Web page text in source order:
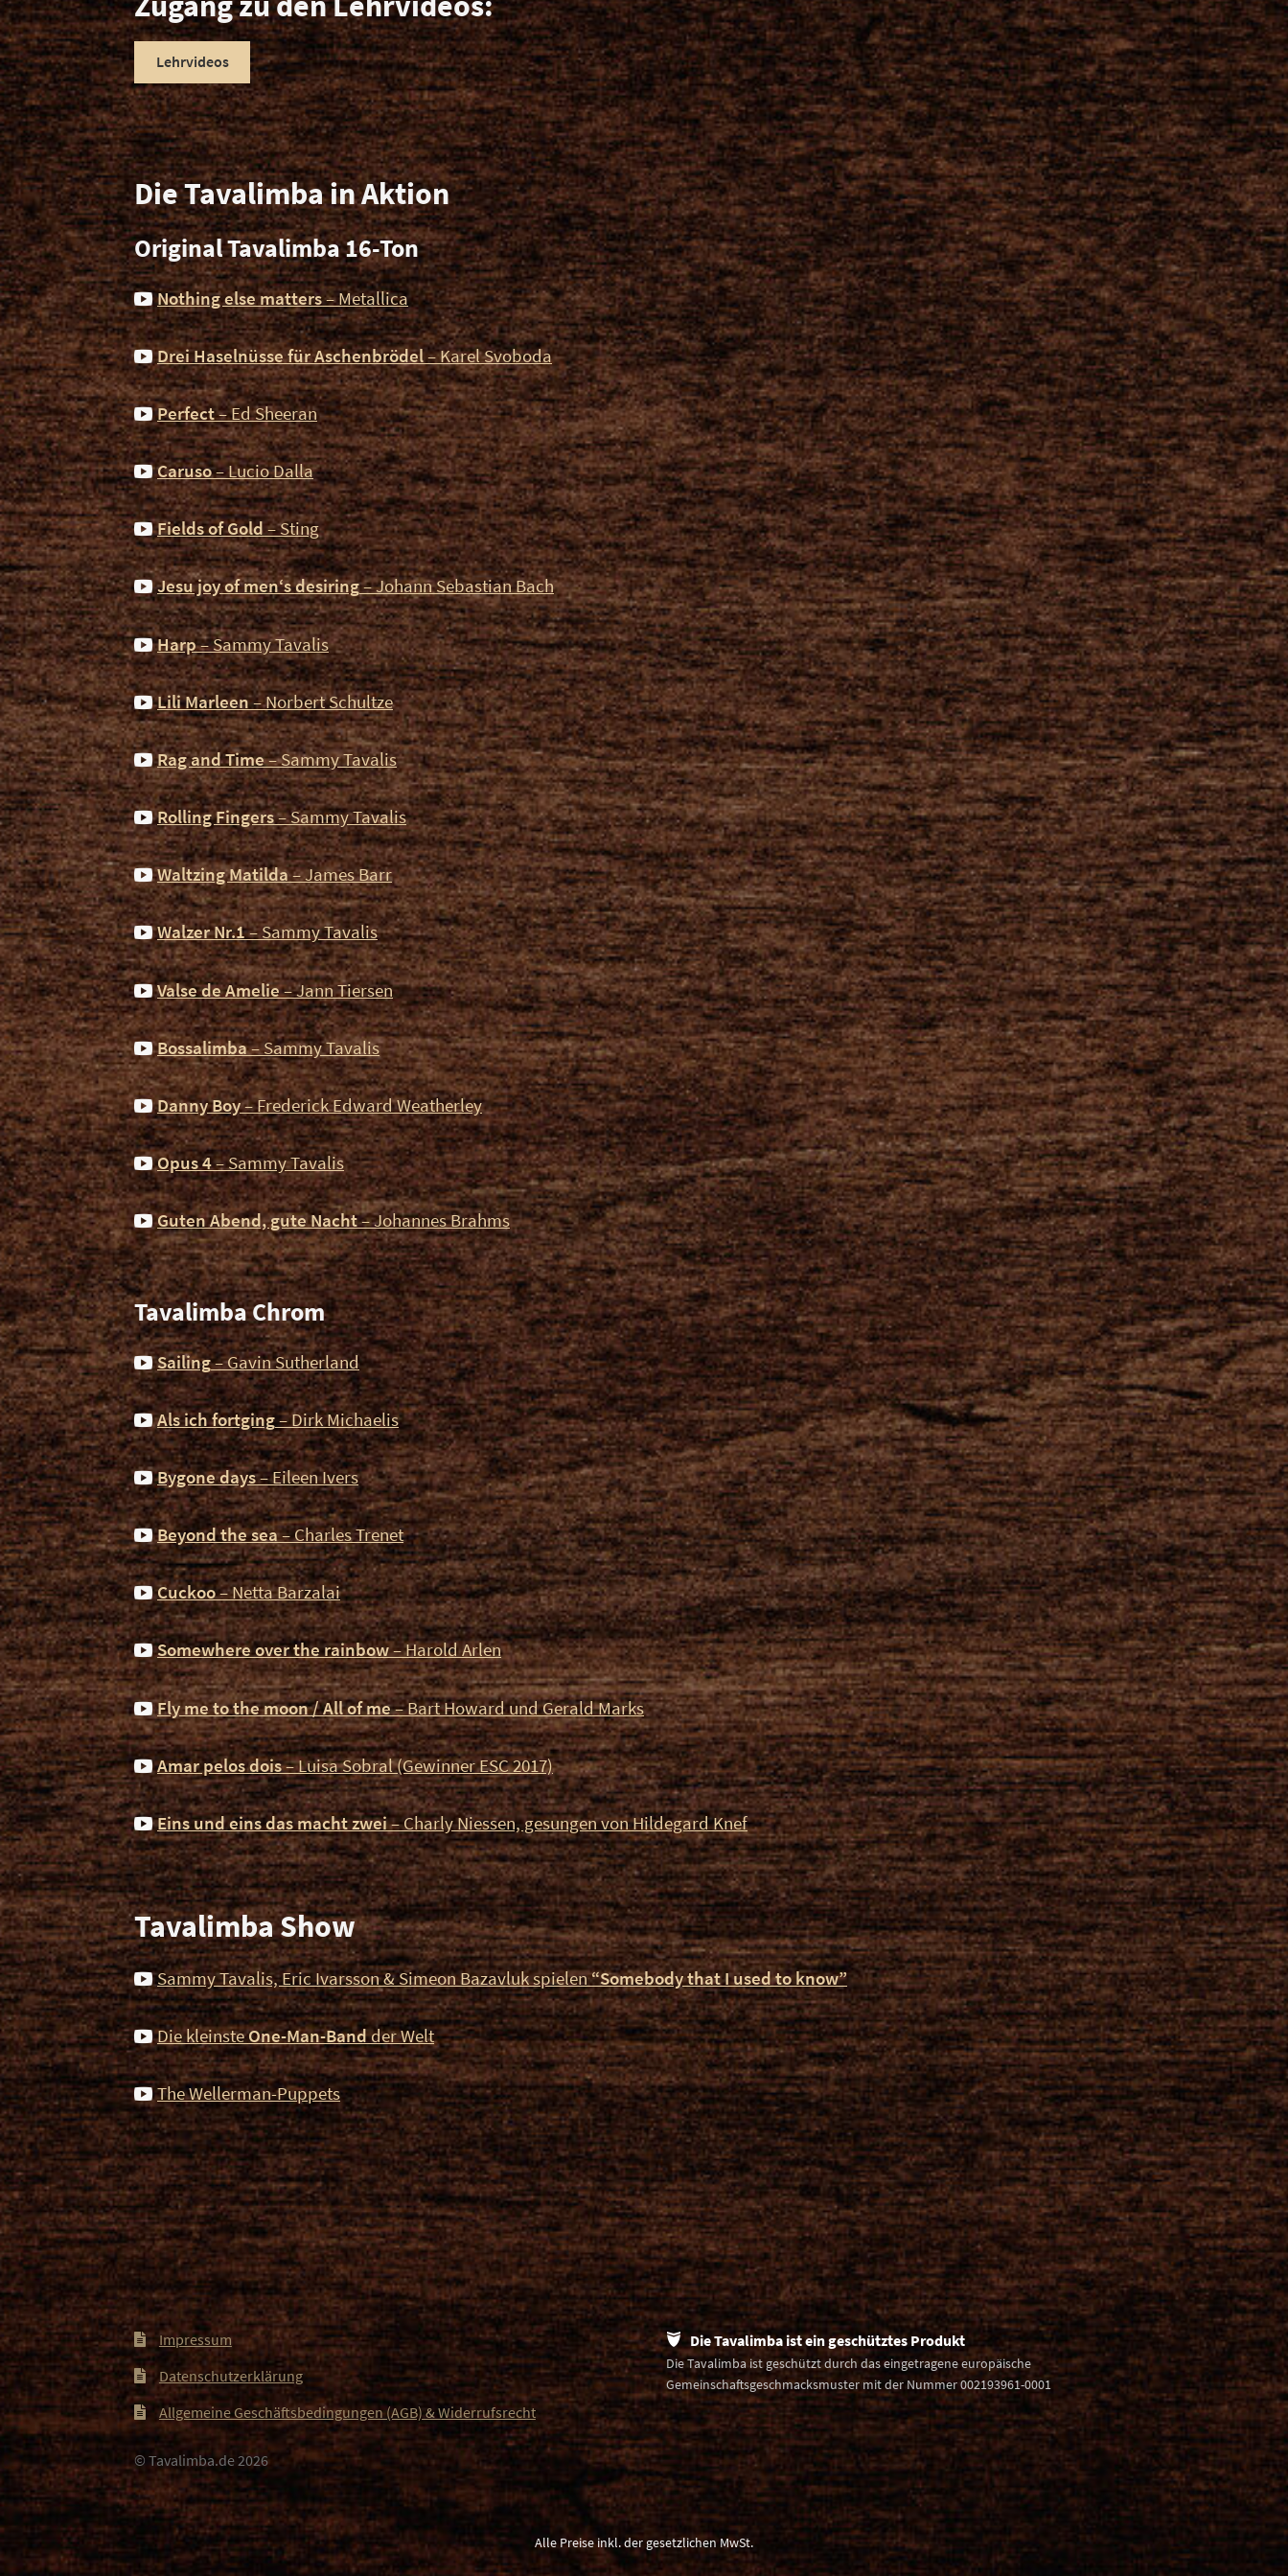
Lehrvideos
Die Tavalimba in Aktion
Original Tavalimba 16-Ton
Nothing else matters– Metallica
Drei Haselnüsse für Aschenbrödel– Karel Svoboda
Perfect– Ed Sheeran
Caruso– Lucio Dalla
Fields of Gold– Sting
Jesu joy of men‘s desiring– Johann Sebastian Bach
Harp– Sammy Tavalis
Lili Marleen– Norbert Schultze
Rag and Time– Sammy Tavalis
Rolling Fingers– Sammy Tavalis
Waltzing Matilda– James Barr
Walzer Nr.1– Sammy Tavalis
Valse de Amelie– Jann Tiersen
Bossalimba– Sammy Tavalis
Danny Boy– Frederick Edward Weatherley
Opus 4– Sammy Tavalis
Guten Abend, gute Nacht– Johannes Brahms
Tavalimba Chrom
Sailing– Gavin Sutherland
Als ich fortging– Dirk Michaelis
Bygone days– Eileen Ivers
Beyond the sea– Charles Trenet
Cuckoo– Netta Barzalai
Somewhere over the rainbow– Harold Arlen
Fly me to the moon / All of me– Bart Howard und Gerald Marks
Amar pelos dois– Luisa Sobral (Gewinner ESC 2017)
Eins und eins das macht zwei– Charly Niessen, gesungen von Hildegard Knef
Tavalimba Show
Sammy Tavalis, Eric Ivarsson & Simeon Bazavluk spielen“Somebody that I used to know”
Die kleinsteOne-Man-Bandder Welt
The Wellerman-Puppets
Impressum
Datenschutzerklärung
Allgemeine Geschäftsbedingungen (AGB) & Widerrufsrecht
Die Tavalimba ist ein geschütztes Produkt
Die Tavalimba ist geschützt durch das eingetragene europäische
Gemeinschaftsgeschmacksmuster mit der Nummer 002193961-0001
© Tavalimba.de 2026
Alle Preise inkl. der gesetzlichen MwSt.